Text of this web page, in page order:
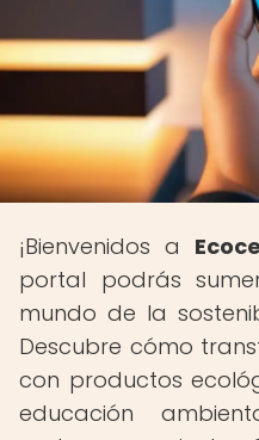
¡Bienvenidos a
portal podrás
mundo de la
Descubre cómo
con productos
educación